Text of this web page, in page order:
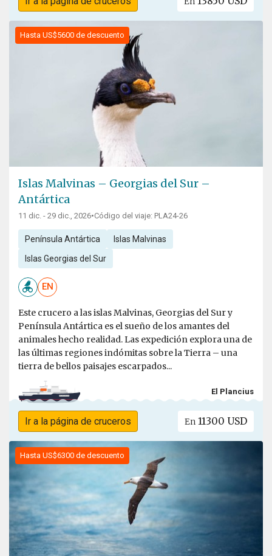
Hasta US$5600 de descuento
Islas Malvinas – Georgias del Sur –
Antártica
11 dic. - 29 dic., 2026•Código del viaje: PLA24-26
Península Antártica Islas Malvinas
Islas Georgias del Sur
EN
Este crucero a las islas Malvinas, Georgias del Sur y
Península Antártica es el sueño de los amantes del
animales hecho realidad. Las expedición explora una de
las últimas regiones indómitas sobre la Tierra – una
tierra de bellos paisajes escarpados...
El Plancius
Ir a la página de cruceros En 11300 USD
Hasta US$6300 de descuento